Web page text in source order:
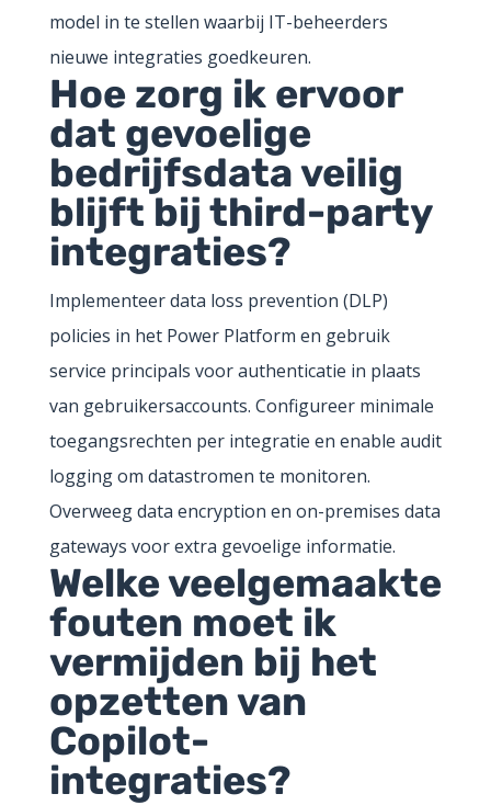
model in te stellen waarbij IT-beheerders
nieuwe integraties goedkeuren.
Hoe zorg ik ervoor
dat gevoelige
bedrijfsdata veilig
blijft bij third-party
integraties?
Implementeer data loss prevention (DLP)
policies in het Power Platform en gebruik
service principals voor authenticatie in plaats
van gebruikersaccounts. Configureer minimale
toegangsrechten per integratie en enable audit
logging om datastromen te monitoren.
Overweeg data encryption en on-premises data
gateways voor extra gevoelige informatie.
Welke veelgemaakte
fouten moet ik
vermijden bij het
opzetten van
Copilot-
integraties?